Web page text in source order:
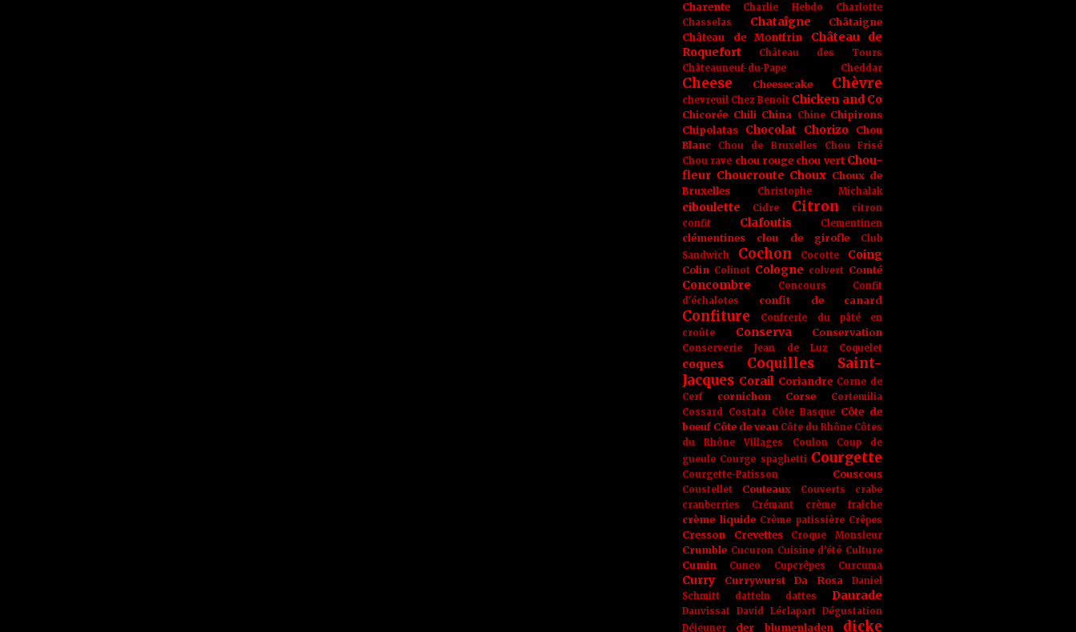
Charente
Charlie Hebdo
Charlotte
Chasselas
Chataîgne
Châtaigne
Château de Montfrin
Château de
Roquefort
Château des Tours
Châteauneuf-du-Pape
Cheddar
Cheese Cheesecake Chèvre
chevreuil Chez Benoît Chicken and Co
Chicorée Chili China Chine Chipirons
Chipolatas
Chocolat Chorizo
Chou
Blanc
Chou de Bruxelles
Chou Frisé
Chou rave chou rouge chou vert Chou-
fleur Choucroute Choux Choux de
Bruxelles
Christophe Michalak
ciboulette Cidre Citron
citron
confit
Clafoutis Clementinen
clémentines clou de girofle
Club
Sandwich
Cochon Cocotte Coing
Colin Colinot Cologne colvert Comté
Concombre Concours
Confit
d'échalotes
confit de canard
Confiture
Confrerie du pâté en
croûte
Conserva Conservation
Conserverie Jean de Luz Coquelet
coques
Coquilles Saint-
Jacques Corail Coriandre Corne de
Cerf
cornichon Corse
Cortemilia
Cossard Costata Côte Basque Côte de
boeuf Côte de veau Côte du Rhône Côtes
du Rhône Villages
Coulon
Coup de
gueule Courge spaghetti Courgette
Courgette-Patisson Couscous
Coustellet Couteaux Couverts
crabe
cranberries
Crémant crème fraîche
crème liquide Crème patissière Crêpes
Cresson Crevettes Croque Monsieur
Crumble Cucuron Cuisine d'été Culture
Cumin Cuneo Cupcrêpes Curcuma
Curry Currywurst Da Rosa
Daniel
Schmitt
datteln dattes Daurade
Dauvissat David Léclapart Dégustation
Déjeuner
der blumenladen dicke